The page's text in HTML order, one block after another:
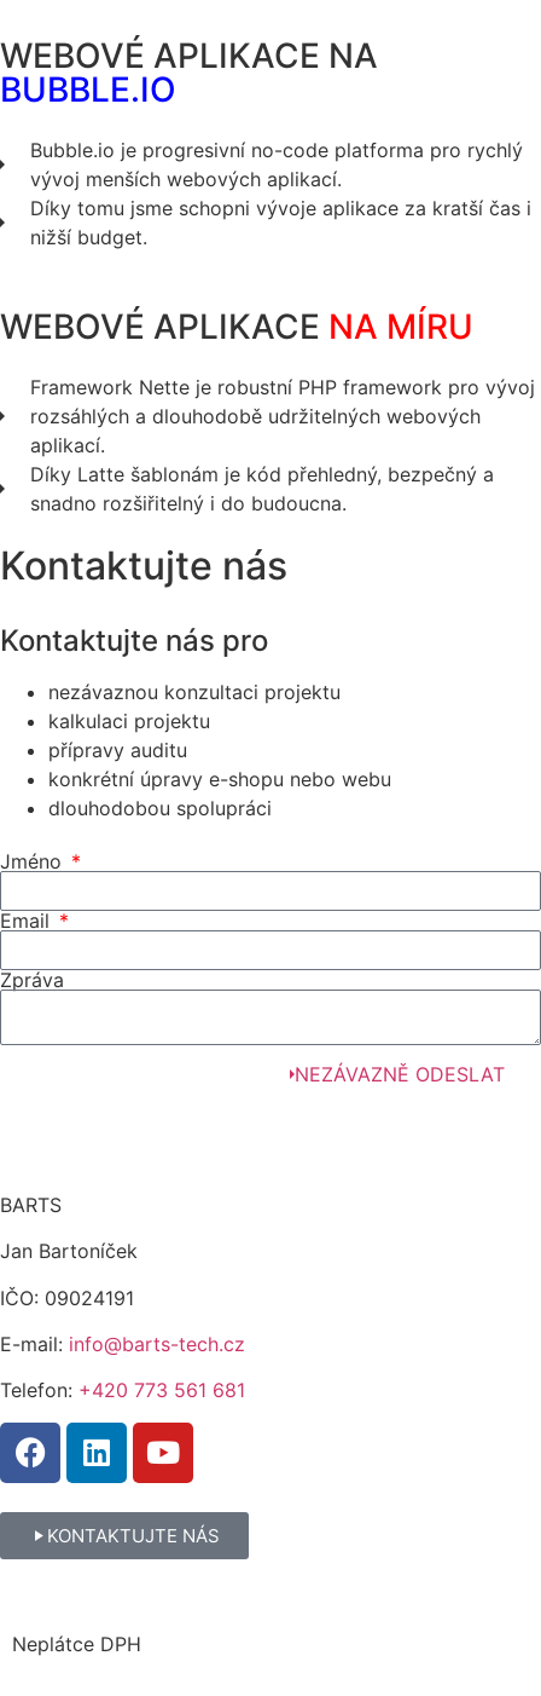
WEBOVÉ APLIKACE NA
BUBBLE.IO
Bubble.io je progresivní no-code platforma pro rychlý
vývoj menších webových aplikací.
Díky tomu jsme schopni vývoje aplikace za kratší čas i
nižší budget.
WEBOVÉ APLIKACE NA MÍRU
Framework Nette je robustní PHP framework pro vývoj
rozsáhlých a dlouhodobě udržitelných webových
aplikací.
Díky Latte šablonám je kód přehledný, bezpečný a
snadno rozšiřitelný i do budoucna.
Kontaktujte nás
Kontaktujte nás pro
nezávaznou konzultaci projektu
kalkulaci projektu
přípravy auditu
konkrétní úpravy e-shopu nebo webu
dlouhodobou spolupráci
Jméno
Email
Zpráva
NEZÁVAZNĚ ODESLAT
BARTS
Jan Bartoníček
IČO: 09024191
E-mail: info@barts-tech.cz
Telefon: +420 773 561 681
KONTAKTUJTE NÁS
Neplátce DPH